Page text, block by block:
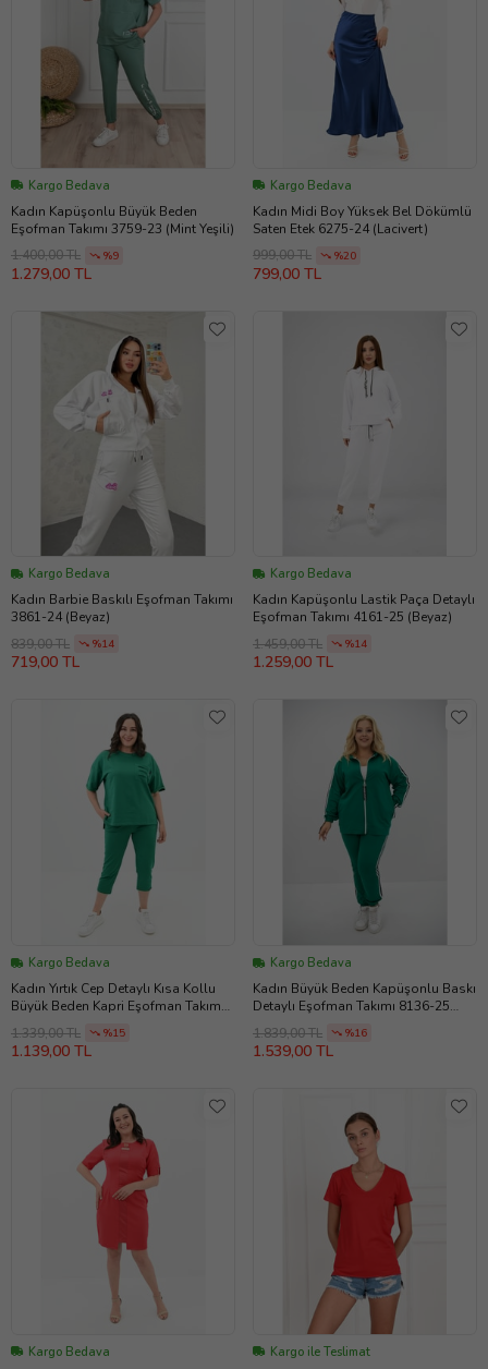
Kargo Bedava
Kadın Kapüşonlu Büyük Beden
Eşofman Takımı 3759-23 (Mint Yeşili)
1.400,00 TL
%9
1.279,00 TL
Kargo Bedava
Kadın Midi Boy Yüksek Bel Dökümlü
Saten Etek 6275-24 (Lacivert)
999,00 TL
%20
799,00 TL
Kargo Bedava
Kadın Barbie Baskılı Eşofman Takımı
3861-24 (Beyaz)
839,00 TL
%14
719,00 TL
Kargo Bedava
Kadın Kapüşonlu Lastik Paça Detaylı
Eşofman Takımı 4161-25 (Beyaz)
1.459,00 TL
%14
1.259,00 TL
Kargo Bedava
Kadın Yırtık Cep Detaylı Kısa Kollu
Büyük Beden Kapri Eşofman Takım
1.339,00 TL %15
1.139,00 TL
Kargo Bedava
Kadın Büyük Beden Kapüşonlu Baskı
Detaylı Eşofman Takımı 8136-25
1.839,00 TL %16
1.539,00 TL
Kargo Bedava Kargo ile Teslimat